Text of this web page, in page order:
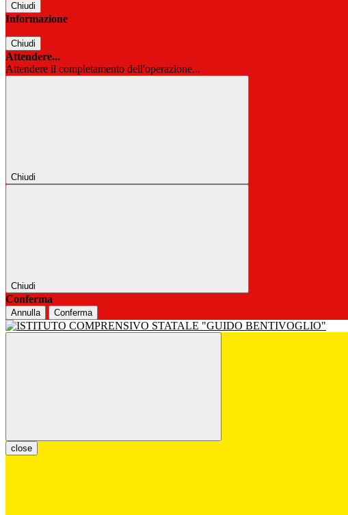
Chiudi
Informazione
Chiudi
Attendere...
Attendere il completamento dell'operazione...
Chiudi
Chiudi
Conferma
Annulla Conferma
close